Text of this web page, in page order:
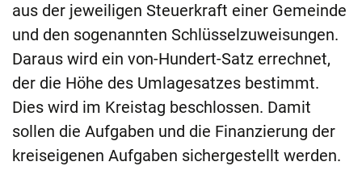
aus der jeweiligen Steuerkraft einer Gemeinde
und den sogenannten Schlüsselzuweisungen.
Daraus wird ein von-Hundert-Satz errechnet,
der die Höhe des Umlagesatzes bestimmt.
Dies wird im Kreistag beschlossen. Damit
sollen die Aufgaben und die Finanzierung der
kreiseigenen Aufgaben sichergestellt werden.